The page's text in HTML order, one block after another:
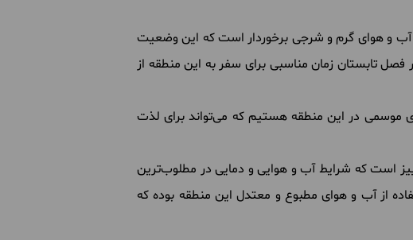
آب و هوای گرم و شرجی برخوردار است که این وضعیت
تابستان زمان مناسبی برای سفر به این منطقه از
در این منطقه هستیم که می‌تواند برای لذت
است که شرایط آب و هوایی و دمایی در مطلوب‌ترین
از آب و هوای مطبوع و معتدل این منطقه بوده که